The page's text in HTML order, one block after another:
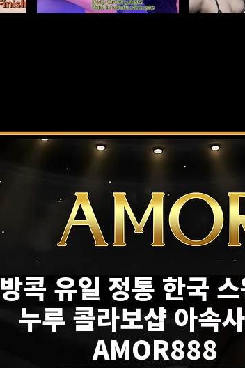
방콕 유일 정통 한국
누루 콜라보샵 아속
AMOR888